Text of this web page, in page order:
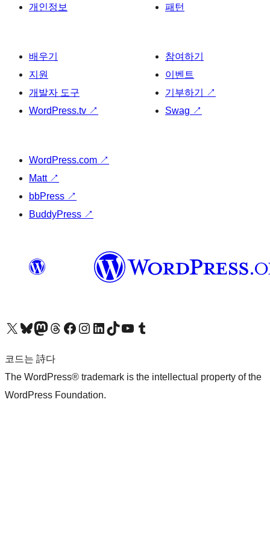
개인정보
패턴
배우기
지원
개발자 도구
WordPress.tv ↗
참여하기
이벤트
기부하기
↗
Swag ↗
WordPress.com ↗
Matt ↗
bbPress ↗
BuddyPress ↗
X(이전 트위터) 계정 방문하기블루스카이 계정 방문하기마스토돈 계정 방문하기스레드 계정 방문하기 페이스북 페이지 방문하기인스타그램 계정 방문하기 LinkedIn 계정 방문하기틱톡 계정 방문하기유튜브 채널 방문하기 텀블러 계정 방문하기
코드는 詩다
The WordPress® trademark is the intellectual property of the
WordPress Foundation.